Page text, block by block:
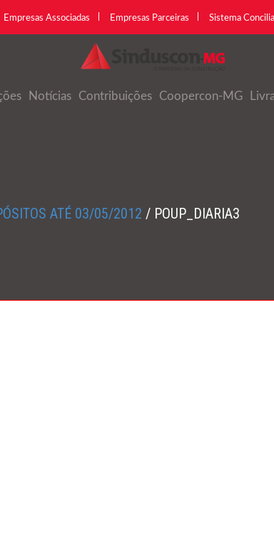
Empresas Associadas Empresas Parceiras Sistema
Notícias Contribuições Coopercon-MG
ATÉ 03/05/2012 / POUP_DIARIA3